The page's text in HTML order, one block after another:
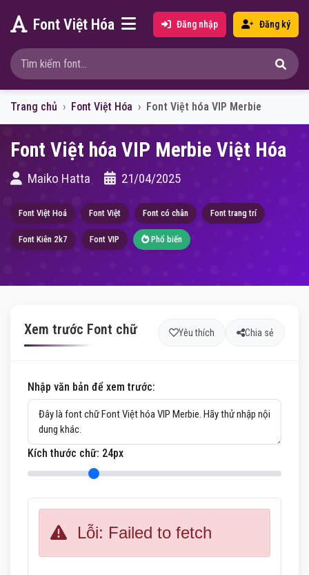
Font Việt Hóa Đăng nhập Đăng ký
Trang chủ Font Việt Hóa Font Việt hóa VIP Merbie
Font Việt hóa VIP Merbie Việt Hóa
Maiko Hatta 21/04/2025
Font Việt Hoá Font Việt Font có chân Font trang trí
Font Kiên 2k7 Font VIP Phổ biến
Xem trước Font chữ Yêu thích Chia sẻ
Nhập văn bản để xem trước:
Kích thước chữ: 24px
Lỗi: Failed to fetch